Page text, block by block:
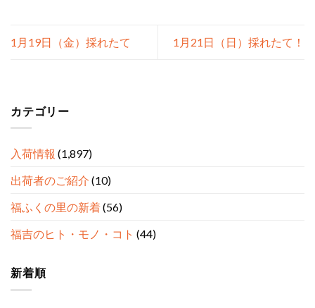
カテゴリー
入荷情報 (1,897)
出荷者のご紹介 (10)
福ふくの里の新着(56)
福吉のヒト・モノ・コト (44)
新着順
1月19日（金）採れたて 1月21日（日）採れたて！